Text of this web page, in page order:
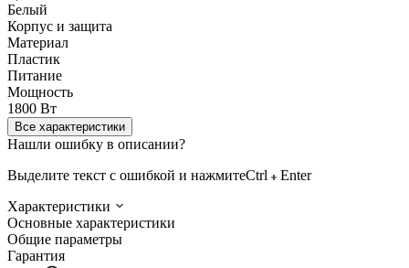
Белый
Корпус и защита
Материал
Пластик
Питание
Мощность
1800 Вт
Все характеристики
Нашли ошибку в описании?
Выделите текст с ошибкой и нажмитеCtrl
Enter
Характеристики
Основные характеристики
Общие параметры
Гарантия